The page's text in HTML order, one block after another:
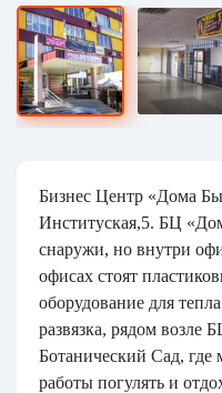
Бизнес Центр «Дома
Институская,5. БЦ
снаружи, но внутри
офисах стоят
оборудование для
развязка, рядом возле
Ботанический Сад,
работы погулять и